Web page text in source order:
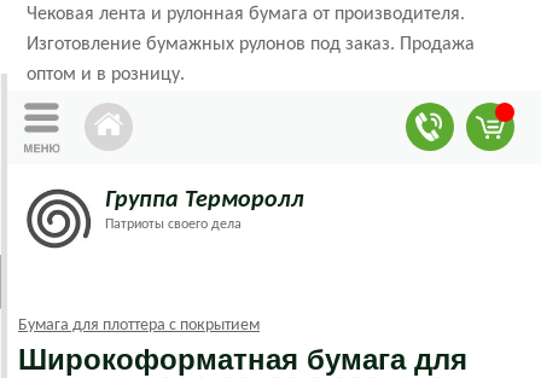
Чековая лента и рулонная бумага от производителя.
Изготовление бумажных рулонов под заказ. Продажа
оптом и в розницу.
Группа Терморолл
Патриоты своего дела
Бумага для плоттера с покрытием
Широкоформатная бумага для